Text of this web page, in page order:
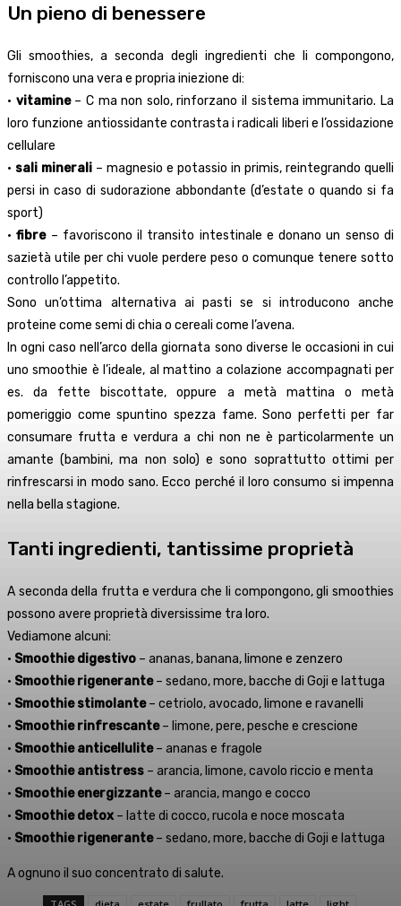
Un pieno di benessere
Gli smoothies, a seconda degli ingredienti che li compongono,
forniscono una vera e propria iniezione di:
• vitamine– C ma non solo, rinforzano il sistema immunitario. La
loro funzione antiossidante contrasta i radicali liberi e l’ossidazione
cellulare
• sali minerali – magnesio e potassio in primis, reintegrando quelli
persi in caso di sudorazione abbondante (d’estate o quando si fa
sport)
•fibre– favoriscono il transito intestinale e donano un senso di
sazietà utile per chi vuole perdere peso o comunque tenere sotto
controllo l’appetito.
Sono un’ottima alternativa ai pasti se si introducono anche
proteine come semi di chia o cereali come l’avena.
In ogni caso nell’arco della giornata sono diverse le occasioni in cui
uno smoothie è l’ideale, al mattino a colazione accompagnati per
es. da fette biscottate, oppure a metà mattina o metà
pomeriggio come spuntino spezza fame. Sono perfetti per far
consumare frutta e verdura a chi non ne è particolarmente un
amante (bambini, ma non solo) e sono soprattutto ottimi per
rinfrescarsi in modo sano. Ecco perché il loro consumo si impenna
nella bella stagione.
Tanti ingredienti, tantissime proprietà
A seconda della frutta e verdura che li compongono, gli smoothies
possono avere proprietà diversissime tra loro.
Vediamone alcuni:
• Smoothie digestivo – ananas, banana, limone e zenzero
• Smoothie rigenerante– sedano, more, bacche di Goji e lattuga
• Smoothie stimolante– cetriolo, avocado, limone e ravanelli
• Smoothie rinfrescante– limone, pere, pesche e crescione
• Smoothie anticellulite– ananas e fragole
• Smoothie antistress – arancia, limone, cavolo riccio e menta
• Smoothie energizzante– arancia, mango e cocco
• Smoothie detox – latte di cocco, rucola e noce moscata
• Smoothie rigenerante– sedano, more, bacche di Goji e lattuga
A ognuno il suo concentrato di salute.